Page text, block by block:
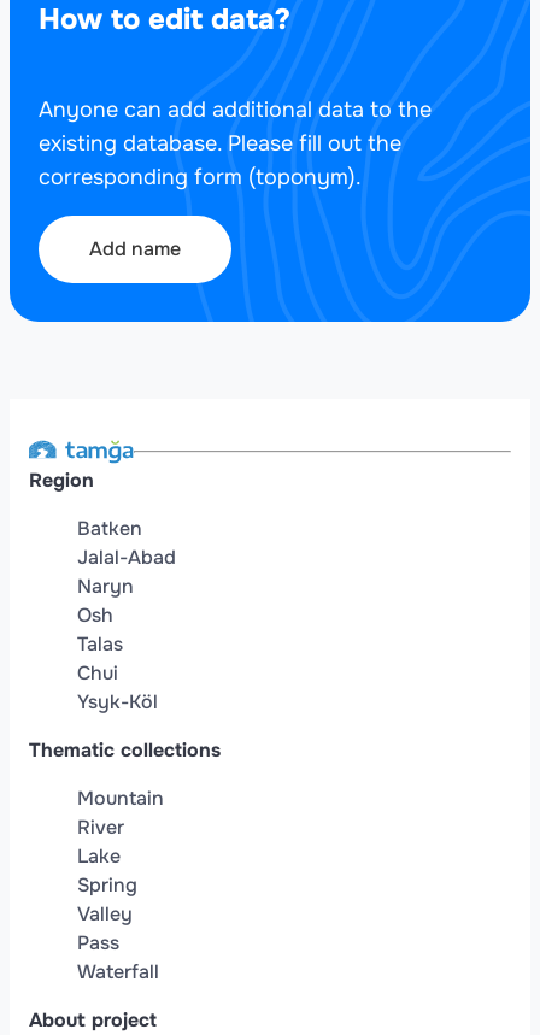
How to edit data?
Anyone can add additional data to the
existing database. Please fill out the
corresponding form (toponym).
Add name
Region
Batken
Jalal-Abad
Naryn
Osh
Talas
Chui
Ysyk-Köl
Thematic collections
Mountain
River
Lake
Spring
Valley
Pass
Waterfall
About project